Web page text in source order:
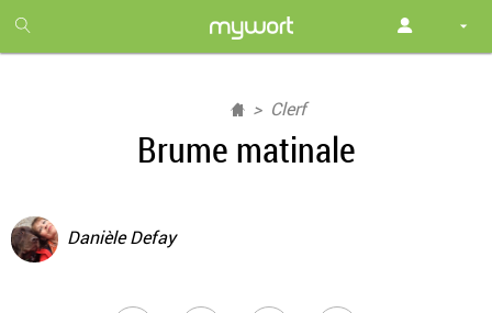
month
free
Clerf
Brume matinale
Danièle Defay